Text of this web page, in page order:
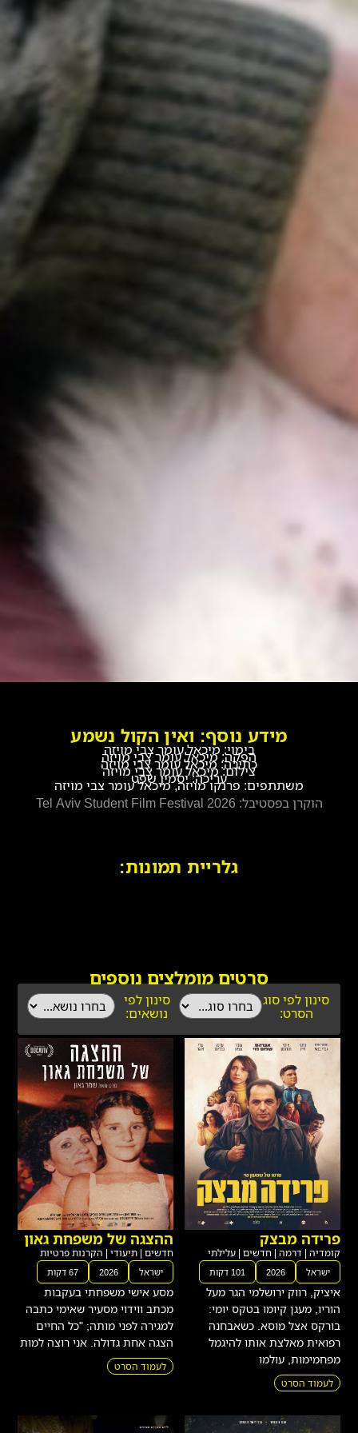
גלריית תמונות:
מידע נוסף: ואין הקול נשמע
בימוי: מיכאל עומר צבי מויזה
הפקה: מיכאל עומר צבי מויזה
כתיבה: מיכאל עומר צבי מויזה
צילום: מיכאל עומר צבי מויזה
עריכה: יסמין שפט
משתתפים: פרנקו מויזה, מיכאל עומר צבי מויזה
הוקרן בפסטיבל: Tel Aviv Student Film Festival 2026
סרטים מומלצים נוספים
סינון לפי
נושאים:
סינון לפי סוג
הסרט:
פרידה מבצק
קומדיה | דרמה | חדשים |עלילתי
ישראל 2026 101 דקות
איציק, רווק ירושלמי הגר מעל
הוריו, מעגן קיומו בטקס יומי:
בורקס אצל מוסא. כשאבחנה
רפואית מאלצת אותו להיגמל
מפחמימות, עולמו
לעמוד הסרט
ההצגה של משפחת גאון
חדשים | תיעודי | הקרנות פרטיות
ישראל 2026 67 דקות
מסע אישי משפחתי בעקבות
מכתב ווידוי מסעיר שאימי כתבה
למגירה לפני מותה; "כל החיים
הצגה אחת גדולה. אני רוצה למות
לעמוד הסרט